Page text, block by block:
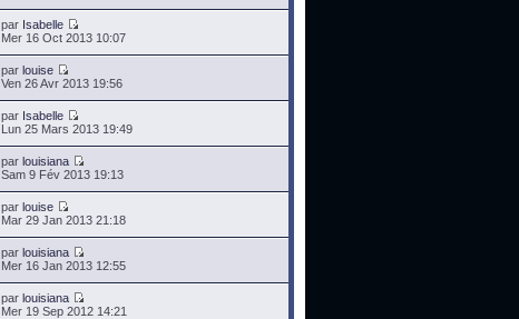
par Isabelle
Mer 16 Oct 2013 10:07
par louise
Ven 26 Avr 2013 19:56
par Isabelle
Lun 25 Mars 2013 19:49
par louisiana
Sam 9 Fév 2013 19:13
par louise
Mar 29 Jan 2013 21:18
par louisiana
Mer 16 Jan 2013 12:55
par louisiana
Mer 19 Sep 2012 14:21